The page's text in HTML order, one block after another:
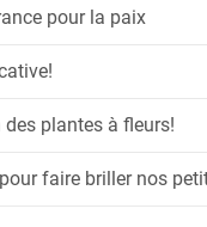
pour la paix
plantes à fleurs!
faire briller nos